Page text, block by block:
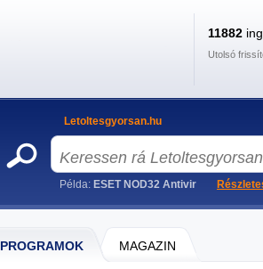
PROGRAMOK MAGAZIN
11882
Utolsó
Letoltesgyorsan.hu
Példa: ESET NOD32 Antivir